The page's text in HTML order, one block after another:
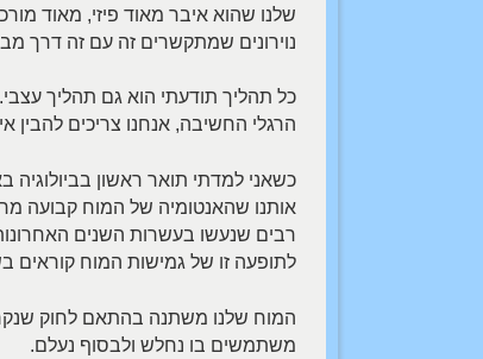
נוירונים שמתקשרים זה עם זה דרך
כל תהליך תודעתי הוא גם תהליך
הרגלי החשיבה, אנחנו צריכים להבין
אותנו שהאנטומיה של המוח קבועה
רבים שנעשו בעשרות השנים
לתופעה זו של גמישות המוח קוראים
המוח שלנו משתנה בהתאם לחוק
משתמשים בו נחלש ולבסוף נעלם.